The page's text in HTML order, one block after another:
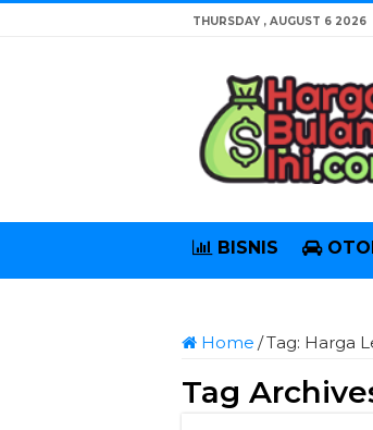
THURSDAY , AUGUST 6 2026
BISNIS
Home /Tag: Harga
Tag